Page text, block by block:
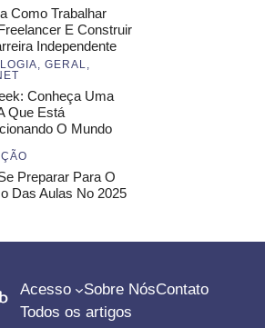
Como Trabalhar
E Construir
Independente
, GERAL,
Conheça Uma
Que Está
O Mundo
Preparar Para O
Das Aulas No 2025
Acesso Sobre NósContato
Todos os artigos